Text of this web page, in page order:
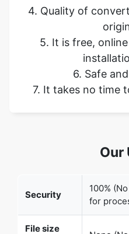
6. Safe
7. It takes no time
Our
for
limits
None
Usage
limits
None
want)